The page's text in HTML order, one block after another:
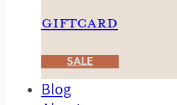
GIFTCARD
SALE
Blog